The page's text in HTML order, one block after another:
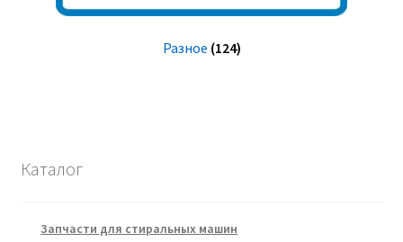
Разное (124)
Каталог
Запчасти для стиральных машин